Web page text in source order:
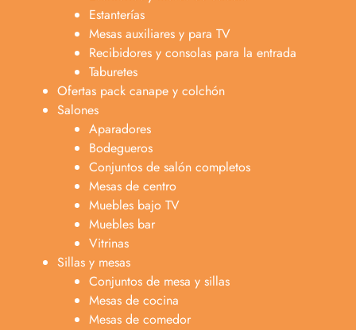
Estanterías
Mesas auxiliares y para TV
Recibidores y consolas para la entrada
Taburetes
Ofertas pack canape y colchón
Salones
Aparadores
Bodegueros
Conjuntos de salón completos
Mesas de centro
Muebles bajo TV
Muebles bar
Vitrinas
Sillas y mesas
Conjuntos de mesa y sillas
Mesas de cocina
Mesas de comedor